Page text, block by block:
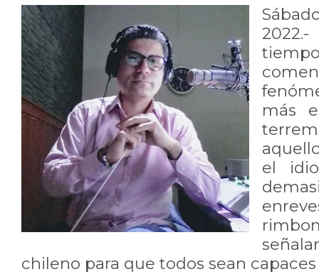
más
el
chileno para que todos sean